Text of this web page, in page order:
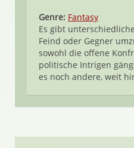
Genre: Fantasy
Es gibt
Feind oder Gegner
sowohl die offene
politische Intrigen
es noch andere, weit